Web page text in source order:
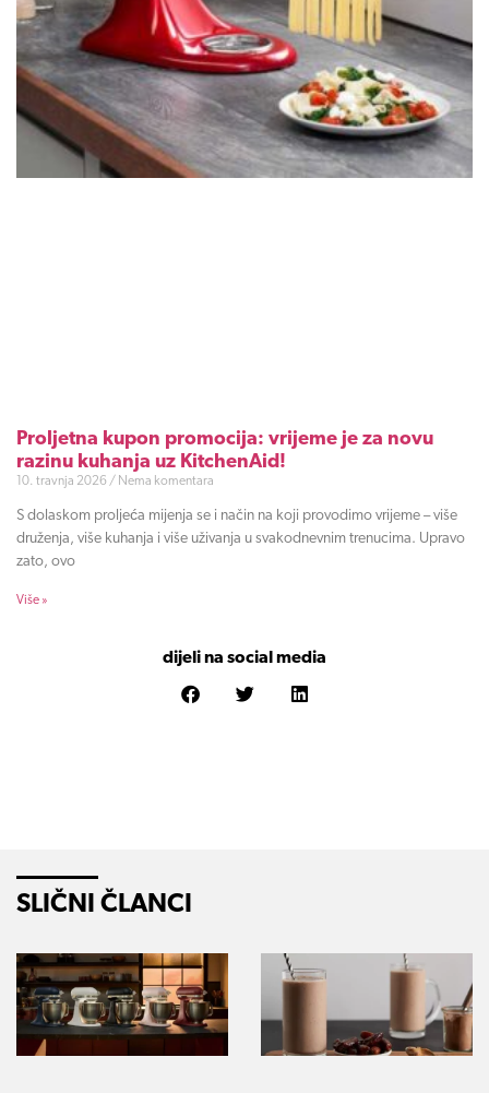
Proljetna kupon promocija: vrijeme je za novu
razinu kuhanja uz KitchenAid!
10. travnja 2026 Nema komentara
S dolaskom proljeća mijenja se i način na koji provodimo vrijeme – više
druženja, više kuhanja i više uživanja u svakodnevnim trenucima. Upravo
zato, ovo
Više »
dijeli na social media
SLIČNI ČLANCI